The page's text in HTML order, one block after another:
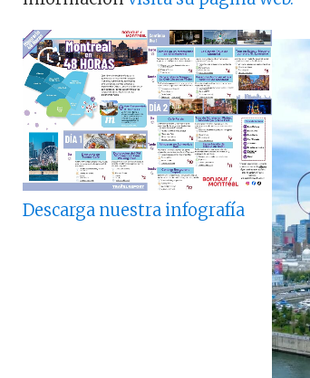
Descarga nuestra infografía